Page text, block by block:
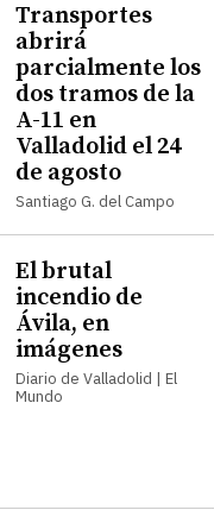
Transportes
abrirá
parcialmente los
dos tramos de la
A-11 en
Valladolid el 24
de agosto
Santiago G. del Campo
El brutal
incendio de
Ávila, en
imágenes
Diario de Valladolid | El
Mundo